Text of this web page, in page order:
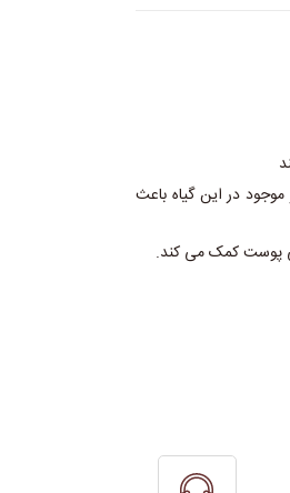
در این گیاه باعث
پوست کمک می کند.